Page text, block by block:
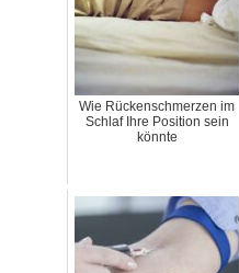
Wie Rückenschmerzen im
Schlaf Ihre Position sein
könnte